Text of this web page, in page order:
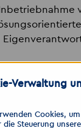
über
Verwaltung
Cookies,
die Steuerung